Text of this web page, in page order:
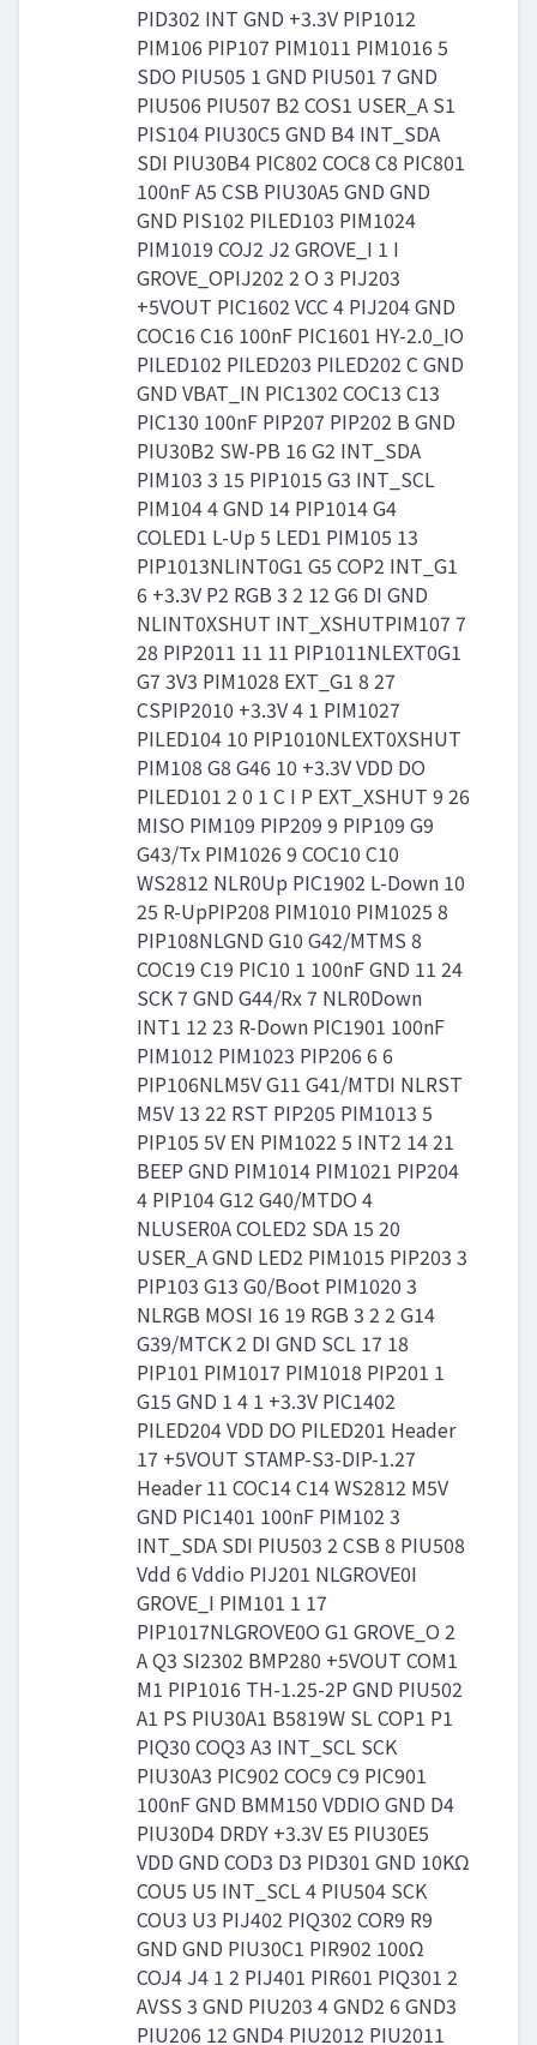
PID302 INT GND +3.3V PIP1012
PIM106 PIP107 PIM1011 PIM1016 5
SDO PIU505 1 GND PIU501 7 GND
PIU506 PIU507 B2 COS1 USER_A S1
PIS104 PIU30C5 GND B4 INT_SDA
SDI PIU30B4 PIC802 COC8 C8 PIC801
100nF A5 CSB PIU30A5 GND GND
GND PIS102 PILED103 PIM1024
PIM1019 COJ2 J2 GROVE_I 1 I
GROVE_OPIJ202 2 O 3 PIJ203
+5VOUT PIC1602 VCC 4 PIJ204 GND
COC16 C16 100nF PIC1601 HY-2.0_IO
PILED102 PILED203 PILED202 C GND
GND VBAT_IN PIC1302 COC13 C13
PIC130 100nF PIP207 PIP202 B GND
PIU30B2 SW-PB 16 G2 INT_SDA
PIM103 3 15 PIP1015 G3 INT_SCL
PIM104 4 GND 14 PIP1014 G4
COLED1 L-Up 5 LED1 PIM105 13
PIP1013NLINT0G1 G5 COP2 INT_G1
6 +3.3V P2 RGB 3 2 12 G6 DI GND
NLINT0XSHUT INT_XSHUTPIM107 7
28 PIP2011 11 11 PIP1011NLEXT0G1
G7 3V3 PIM1028 EXT_G1 8 27
CSPIP2010 +3.3V 4 1 PIM1027
PILED104 10 PIP1010NLEXT0XSHUT
PIM108 G8 G46 10 +3.3V VDD DO
PILED101 2 0 1 C I P EXT_XSHUT 9 26
MISO PIM109 PIP209 9 PIP109 G9
G43/Tx PIM1026 9 COC10 C10
WS2812 NLR0Up PIC1902 L-Down 10
25 R-UpPIP208 PIM1010 PIM1025 8
PIP108NLGND G10 G42/MTMS 8
COC19 C19 PIC10 1 100nF GND 11 24
SCK 7 GND G44/Rx 7 NLR0Down
INT1 12 23 R-Down PIC1901 100nF
PIM1012 PIM1023 PIP206 6 6
PIP106NLM5V G11 G41/MTDI NLRST
M5V 13 22 RST PIP205 PIM1013 5
PIP105 5V EN PIM1022 5 INT2 14 21
BEEP GND PIM1014 PIM1021 PIP204
4 PIP104 G12 G40/MTDO 4
NLUSER0A COLED2 SDA 15 20
USER_A GND LED2 PIM1015 PIP203 3
PIP103 G13 G0/Boot PIM1020 3
NLRGB MOSI 16 19 RGB 3 2 2 G14
G39/MTCK 2 DI GND SCL 17 18
PIP101 PIM1017 PIM1018 PIP201 1
G15 GND 1 4 1 +3.3V PIC1402
PILED204 VDD DO PILED201 Header
17 +5VOUT STAMP-S3-DIP-1.27
Header 11 COC14 C14 WS2812 M5V
GND PIC1401 100nF PIM102 3
INT_SDA SDI PIU503 2 CSB 8 PIU508
Vdd 6 Vddio PIJ201 NLGROVE0I
GROVE_I PIM101 1 17
PIP1017NLGROVE0O G1 GROVE_O 2
A Q3 SI2302 BMP280 +5VOUT COM1
M1 PIP1016 TH-1.25-2P GND PIU502
A1 PS PIU30A1 B5819W SL COP1 P1
PIQ30 COQ3 A3 INT_SCL SCK
PIU30A3 PIC902 COC9 C9 PIC901
100nF GND BMM150 VDDIO GND D4
PIU30D4 DRDY +3.3V E5 PIU30E5
VDD GND COD3 D3 PID301 GND 10KΩ
COU5 U5 INT_SCL 4 PIU504 SCK
COU3 U3 PIJ402 PIQ302 COR9 R9
GND GND PIU30C1 PIR902 100Ω
COJ4 J4 1 2 PIJ401 PIR601 PIQ301 2
AVSS 3 GND PIU203 4 GND2 6 GND3
PIU206 12 GND4 PIU2012 PIU2011